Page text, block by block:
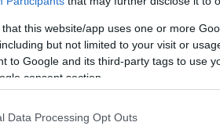
that this website/app uses one or more
but not limited to your visit or
to Google and its third-party tags to use
consent section.
Data Processing Opt Outs
για το εξοργιστικό